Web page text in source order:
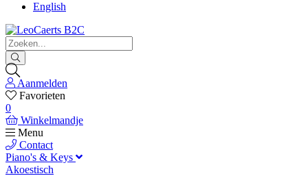
English
Aanmelden
Favorieten
0
Winkelmandje
Menu
Contact
Piano's & Keys
Akoestisch